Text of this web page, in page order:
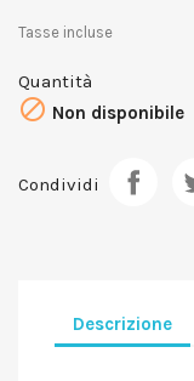
Tasse incluse
Quantità
 Non disponibile
Condividi
Descrizione